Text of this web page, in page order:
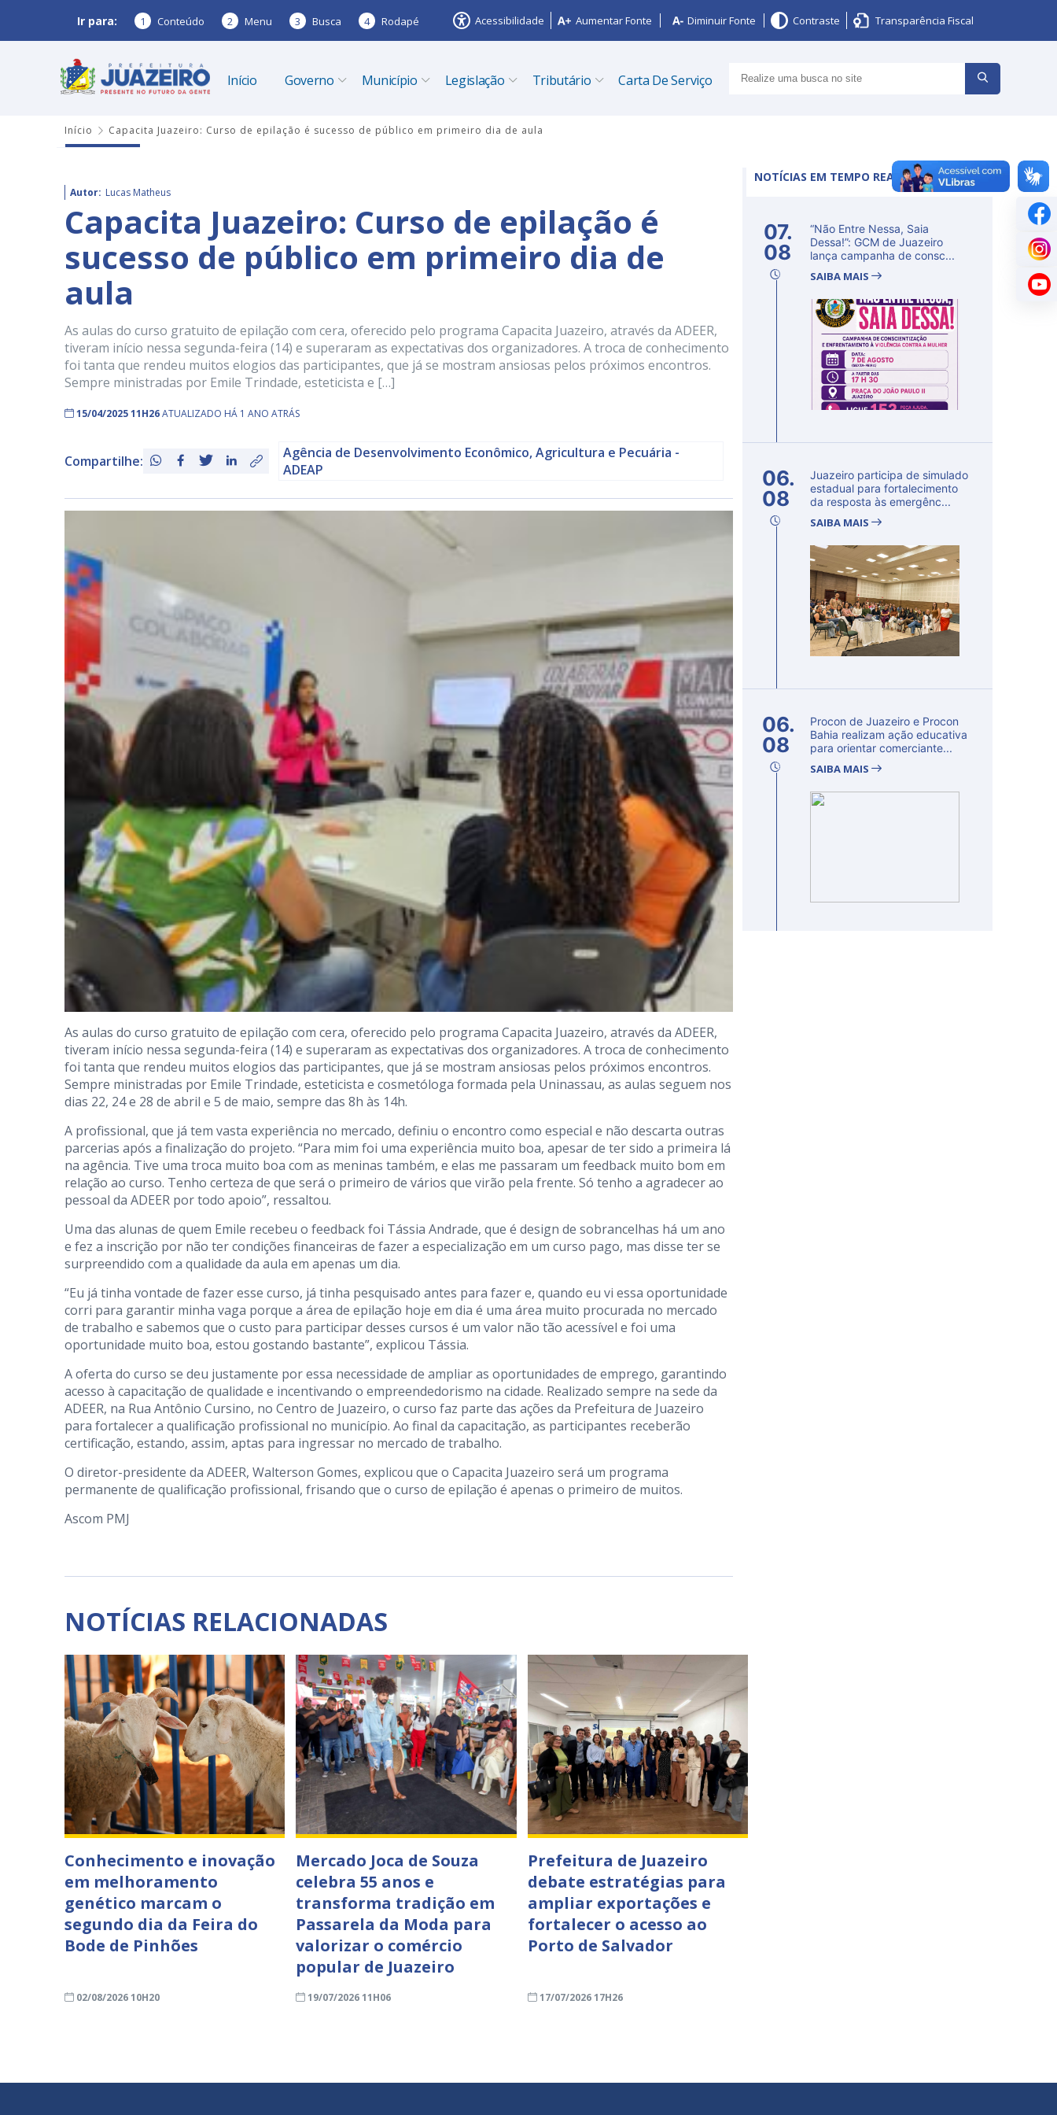
Ir para: 1 Conteúdo 2 Menu 3 Busca 4 Rodapé Acessibilidade Aumentar Fonte Diminuir Fonte Contraste Transparência Fiscal
Início Governo Município Legislação Tributário Carta De Serviço
Início Capacita Juazeiro: Curso de epilação é sucesso de público em primeiro dia de aula
Autor: Lucas Matheus
Capacita Juazeiro: Curso de epilação é
sucesso de público em primeiro dia de
aula
As aulas do curso gratuito de epilação com cera, oferecido pelo programa Capacita Juazeiro, através da ADEER,
tiveram início nessa segunda-feira (14) e superaram as expectativas dos organizadores. A troca de conhecimento
foi tanta que rendeu muitos elogios das participantes, que já se mostram ansiosas pelos próximos encontros.
Sempre ministradas por Emile Trindade, esteticista e […]
15/04/2025 11H26ATUALIZADO HÁ 1 ANO ATRÁS
Compartilhe:
Agência de Desenvolvimento Econômico, Agricultura e Pecuária -
ADEAP
As aulas do curso gratuito de epilação com cera, oferecido pelo programa Capacita Juazeiro, através da ADEER,
tiveram início nessa segunda-feira (14) e superaram as expectativas dos organizadores. A troca de conhecimento
foi tanta que rendeu muitos elogios das participantes, que já se mostram ansiosas pelos próximos encontros.
Sempre ministradas por Emile Trindade, esteticista e cosmetóloga formada pela Uninassau, as aulas seguem nos
dias 22, 24 e 28 de abril e 5 de maio, sempre das 8h às 14h.
A profissional, que já tem vasta experiência no mercado, definiu o encontro como especial e não descarta outras
parcerias após a finalização do projeto. “Para mim foi uma experiência muito boa, apesar de ter sido a primeira lá
na agência. Tive uma troca muito boa com as meninas também, e elas me passaram um feedback muito bom em
relação ao curso. Tenho certeza de que será o primeiro de vários que virão pela frente. Só tenho a agradecer ao
pessoal da ADEER por todo apoio”, ressaltou.
Uma das alunas de quem Emile recebeu o feedback foi Tássia Andrade, que é design de sobrancelhas há um ano
e fez a inscrição por não ter condições financeiras de fazer a especialização em um curso pago, mas disse ter se
surpreendido com a qualidade da aula em apenas um dia.
“Eu já tinha vontade de fazer esse curso, já tinha pesquisado antes para fazer e, quando eu vi essa oportunidade
corri para garantir minha vaga porque a área de epilação hoje em dia é uma área muito procurada no mercado
de trabalho e sabemos que o custo para participar desses cursos é um valor não tão acessível e foi uma
oportunidade muito boa, estou gostando bastante”, explicou Tássia.
A oferta do curso se deu justamente por essa necessidade de ampliar as oportunidades de emprego, garantindo
acesso à capacitação de qualidade e incentivando o empreendedorismo na cidade. Realizado sempre na sede da
ADEER, na Rua Antônio Cursino, no Centro de Juazeiro, o curso faz parte das ações da Prefeitura de Juazeiro
para fortalecer a qualificação profissional no município. Ao final da capacitação, as participantes receberão
certificação, estando, assim, aptas para ingressar no mercado de trabalho.
O diretor-presidente da ADEER, Walterson Gomes, explicou que o Capacita Juazeiro será um programa
permanente de qualificação profissional, frisando que o curso de epilação é apenas o primeiro de muitos.
Ascom PMJ
NOTÍCIAS RELACIONADAS
Conhecimento e inovação
em melhoramento
genético marcam o
segundo dia da Feira do
Bode de Pinhões
02/08/2026 10H20
Mercado Joca de Souza
celebra 55 anos e
transforma tradição em
Passarela da Moda para
valorizar o comércio
popular de Juazeiro
19/07/2026 11H06
Prefeitura de Juazeiro
debate estratégias para
ampliar exportações e
fortalecer o acesso ao
Porto de Salvador
17/07/2026 17H26
NOTÍCIAS EM TEMPO REAL
07.
08
“Não Entre Nessa, Saia
Dessa!”: GCM de Juazeiro
lança campanha de consc...
SAIBA MAIS
06.
08
Juazeiro participa de simulado
estadual para fortalecimento
da resposta às emergênc...
SAIBA MAIS
06.
08
Procon de Juazeiro e Procon
Bahia realizam ação educativa
para orientar comerciante...
SAIBA MAIS